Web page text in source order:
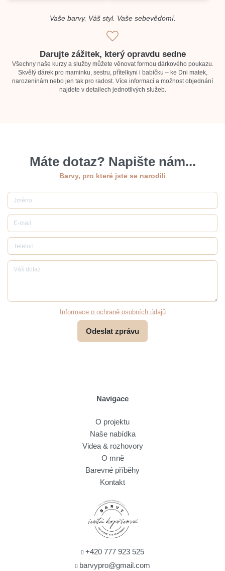
Vaše barvy. Váš styl. Vaše sebevědomí.
Darujte zážitek, který opravdu sedne
Všechny naše kurzy a služby můžete věnovat formou dárkového poukazu.
Skvělý dárek pro maminku, sestru, přítelkyni i babičku – ke Dni matek,
narozeninám nebo jen tak pro radost. Více informací a možnost objednání
najdete v detailech jednotlivých služeb.
Máte dotaz? Napište nám...
Barvy, pro které jste se narodili
Jméno
E-mail
Váš dotaz
Informace o ochraně osobních údajů
Odeslat zprávu
Navigace
O projektu
Naše nabídka
Videa & rozhovory
O mně
Barevné příběhy
Kontakt
+420 777 923 525
barvypro@gmail.com